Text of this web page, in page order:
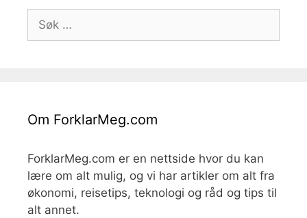
etter:
Om ForklarMeg.com
ForklarMeg.com er en nettside hvor du kan
lære om alt mulig, og vi har artikler om alt fra
økonomi, reisetips, teknologi og råd og tips til
alt annet.